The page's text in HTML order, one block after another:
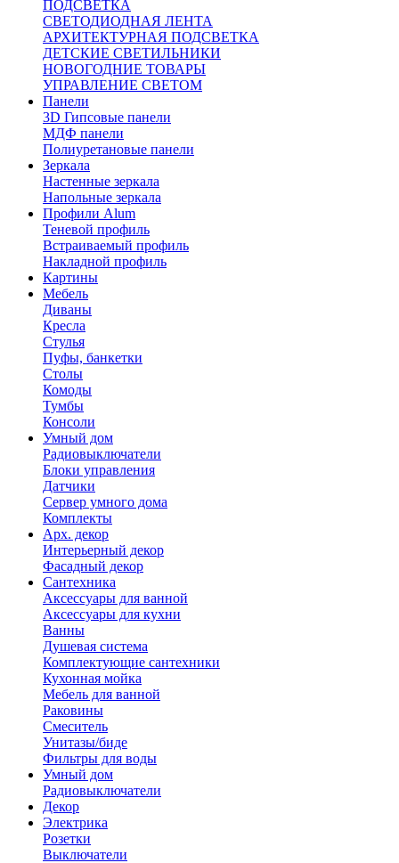
ПОДСВЕТКА
СВЕТОДИОДНАЯ ЛЕНТА
АРХИТЕКТУРНАЯ ПОДСВЕТКА
ДЕТСКИЕ СВЕТИЛЬНИКИ
НОВОГОДНИЕ ТОВАРЫ
УПРАВЛЕНИЕ СВЕТОМ
Панели
3D Гипсовые панели
МДФ панели
Полиуретановые панели
Зеркала
Настенные зеркала
Напольные зеркала
Профили Alum
Теневой профиль
Встраиваемый профиль
Накладной профиль
Картины
Мебель
Диваны
Кресла
Стулья
Пуфы, банкетки
Столы
Комоды
Тумбы
Консоли
Умный дом
Радиовыключатели
Блоки управления
Датчики
Сервер умного дома
Комплекты
Арх. декор
Интерьерный декор
Фасадный декор
Сантехника
Аксессуары для ванной
Аксессуары для кухни
Ванны
Душевая система
Комплектующие сантехники
Кухонная мойка
Мебель для ванной
Раковины
Смеситель
Унитазы/биде
Фильтры для воды
Умный дом
Радиовыключатели
Декор
Электрика
Розетки
Выключатели